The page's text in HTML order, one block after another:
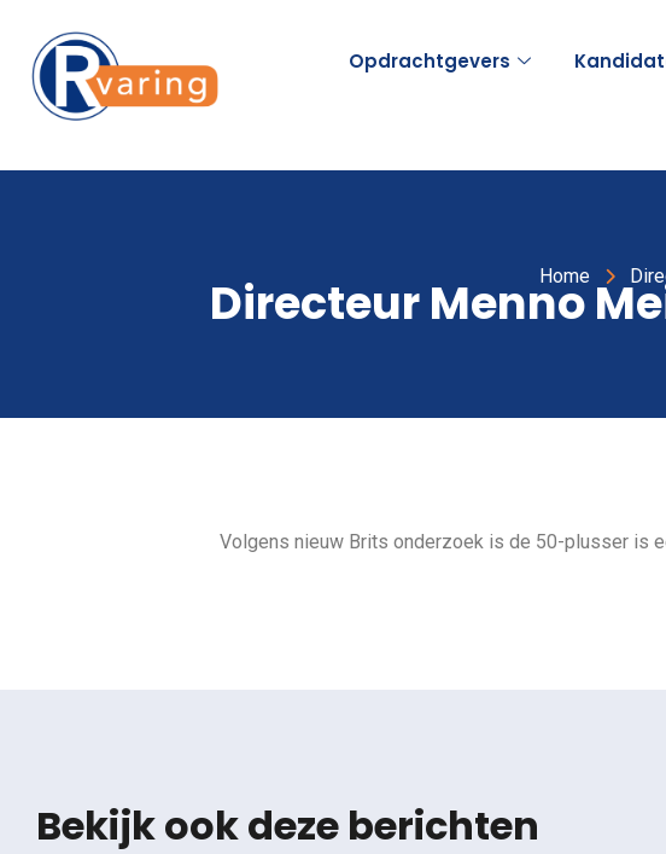
Opdrachtgevers
Home
Directeur Menno
Volgens nieuw Brits onderzoek is de 50-plusser is
Bekijk ook deze berichten